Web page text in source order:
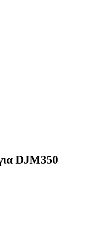
DJM350